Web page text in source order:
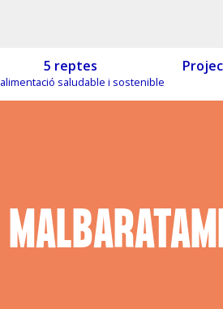
5 reptes
saludable i sostenible
ALBERG CENTRE